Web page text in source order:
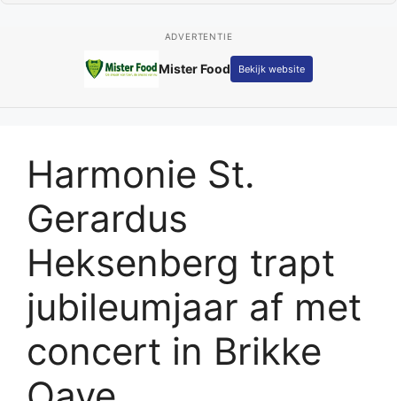
ADVERTENTIE
Mister Food Bekijk website
Harmonie St.
Gerardus
Heksenberg trapt
jubileumjaar af met
concert in Brikke